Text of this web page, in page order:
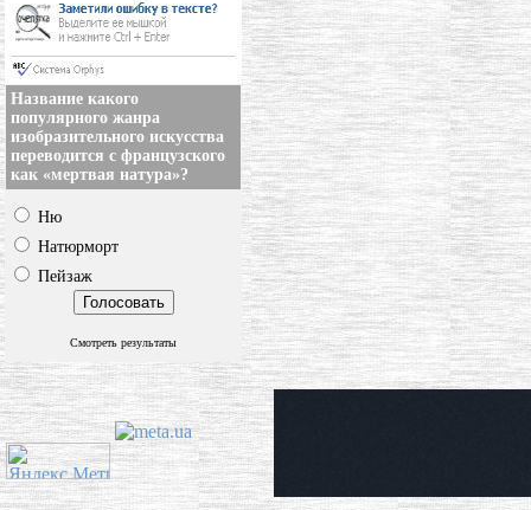
Название какого
популярного жанра
изобразительного искусства
переводится с французского
как «мертвая натура»?
Ню
Натюрморт
Пейзаж
Смотреть результаты